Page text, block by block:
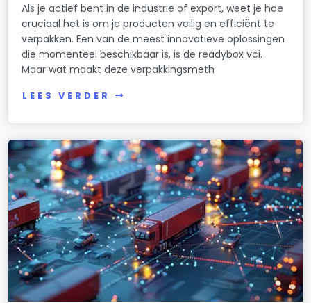
Als je actief bent in de industrie of export, weet je hoe
cruciaal het is om je producten veilig en efficiënt te
verpakken. Een van de meest innovatieve oplossingen
die momenteel beschikbaar is, is de readybox vci.
Maar wat maakt deze verpakkingsmeth
LEES VERDER